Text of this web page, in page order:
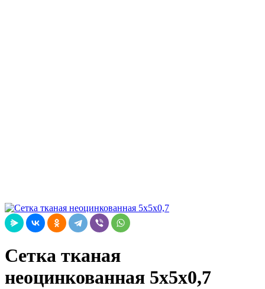
Сетка тканая
неоцинкованная 5х5х0,7